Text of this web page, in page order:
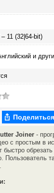
11 (32|64-bit)
и
Поделиться
Joiner -
с простым в
Пользователь